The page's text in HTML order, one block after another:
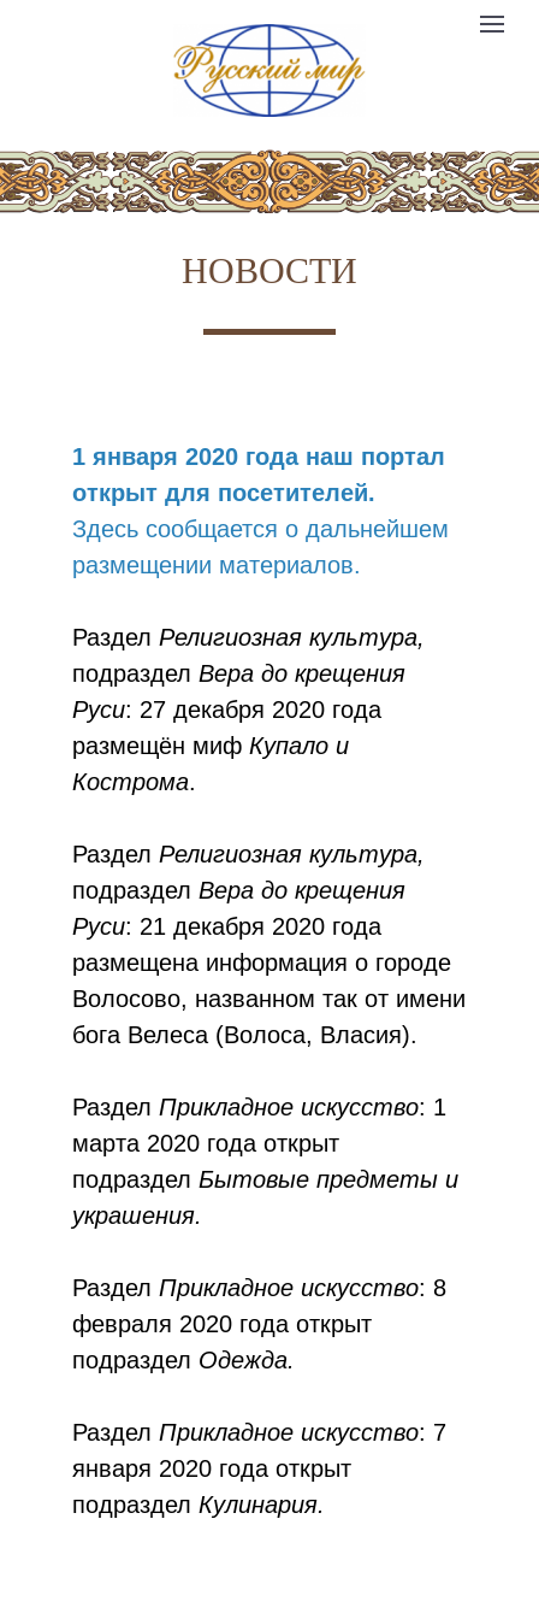
Компания
logo
Toggle
НОВОСТИ
1 января 2020 года наш портал
открыт для посетителей.
Здесь сообщается о дальнейшем
размещении материалов.
Раздел Религиозная культура,
подраздел Вера до крещения
Руси: 27 декабря 2020 года
размещён миф Купало и
Кострома.
Раздел Религиозная культура,
подраздел Вера до крещения
Руси: 21 декабря 2020 года
размещена информация о городе
Волосово, названном так от имени
бога Велеса (Волоса, Власия).
Раздел Прикладное искусство: 1
марта 2020 года открыт
подраздел Бытовые предметы и
украшения.
Раздел Прикладное искусство: 8
февраля 2020 года открыт
подраздел Одежда.
Раздел Прикладное искусство: 7
января 2020 года открыт
подраздел Кулинария.